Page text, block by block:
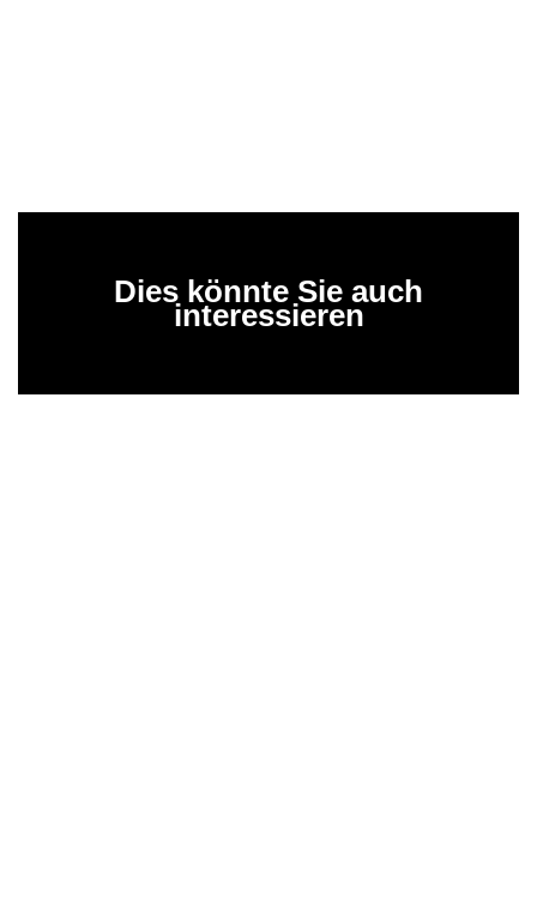
Dies könnte Sie auch
interessieren